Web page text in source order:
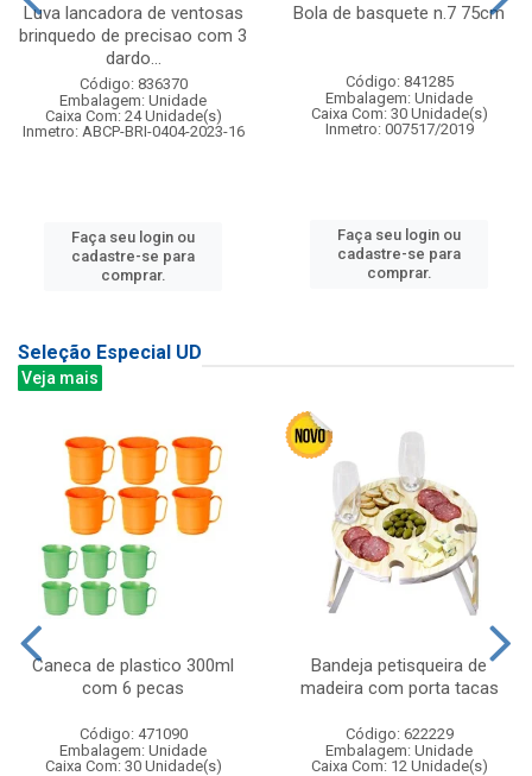
Luva lancadora de ventosas
brinquedo de precisao com 3
dardo...
Código: 836370
Embalagem: Unidade
Caixa Com: 24 Unidade(s)
Inmetro: ABCP-BRI-0404-2023-16
Faça seu login ou
cadastre-se para
comprar.
Bola de basquete n.7 75cm
Código: 841285
Embalagem: Unidade
Caixa Com: 30 Unidade(s)
Inmetro: 007517/2019
Faça seu login ou
cadastre-se para
comprar.
Seleção Especial UD
Veja mais
Caneca de plastico 300ml
com 6 pecas
Código: 471090
Embalagem: Unidade
Caixa Com: 30 Unidade(s)
Bandeja petisqueira de
madeira com porta tacas
Código: 622229
Embalagem: Unidade
Caixa Com: 12 Unidade(s)